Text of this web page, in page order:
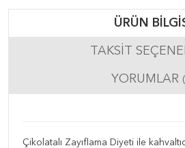
ÜRÜN
TAKSIT
YORUMLAR
Çikolatalı Zayıflama Diyeti ile